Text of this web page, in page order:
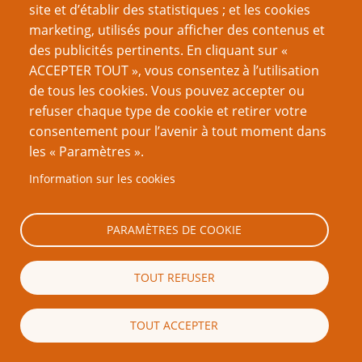
Moi : Euh, je pensais qu'il parlait du déodorant.
Francesca : Quoi ?
Moi : Ben c'était en majuscules !
Yetch : Mais pourquoi il apporterait du déo dans un—
Aïe !
Hentai Cowboy : salon d'artisanat ?
Moi : Bien récupéré.
Yetch : Ça n'a pas de sens.
Moi : Tu joues un Malkavien [clan de vampires aliénés
(NdT)], va falloir t’y faire.
site et d’établir des statistiques ; et les cookies
marketing, utilisés pour afficher des contenus et
des publicités pertinents. En cliquant sur «
ACCEPTER TOUT », vous consentez à l’utilisation
de tous les cookies. Vous pouvez accepter ou
refuser chaque type de cookie et retirer votre
consentement pour l’avenir à tout moment dans
les « Paramètres ».
Information sur les cookies
PARAMÈTRES DE COOKIE
TOUT REFUSER
TOUT ACCEPTER